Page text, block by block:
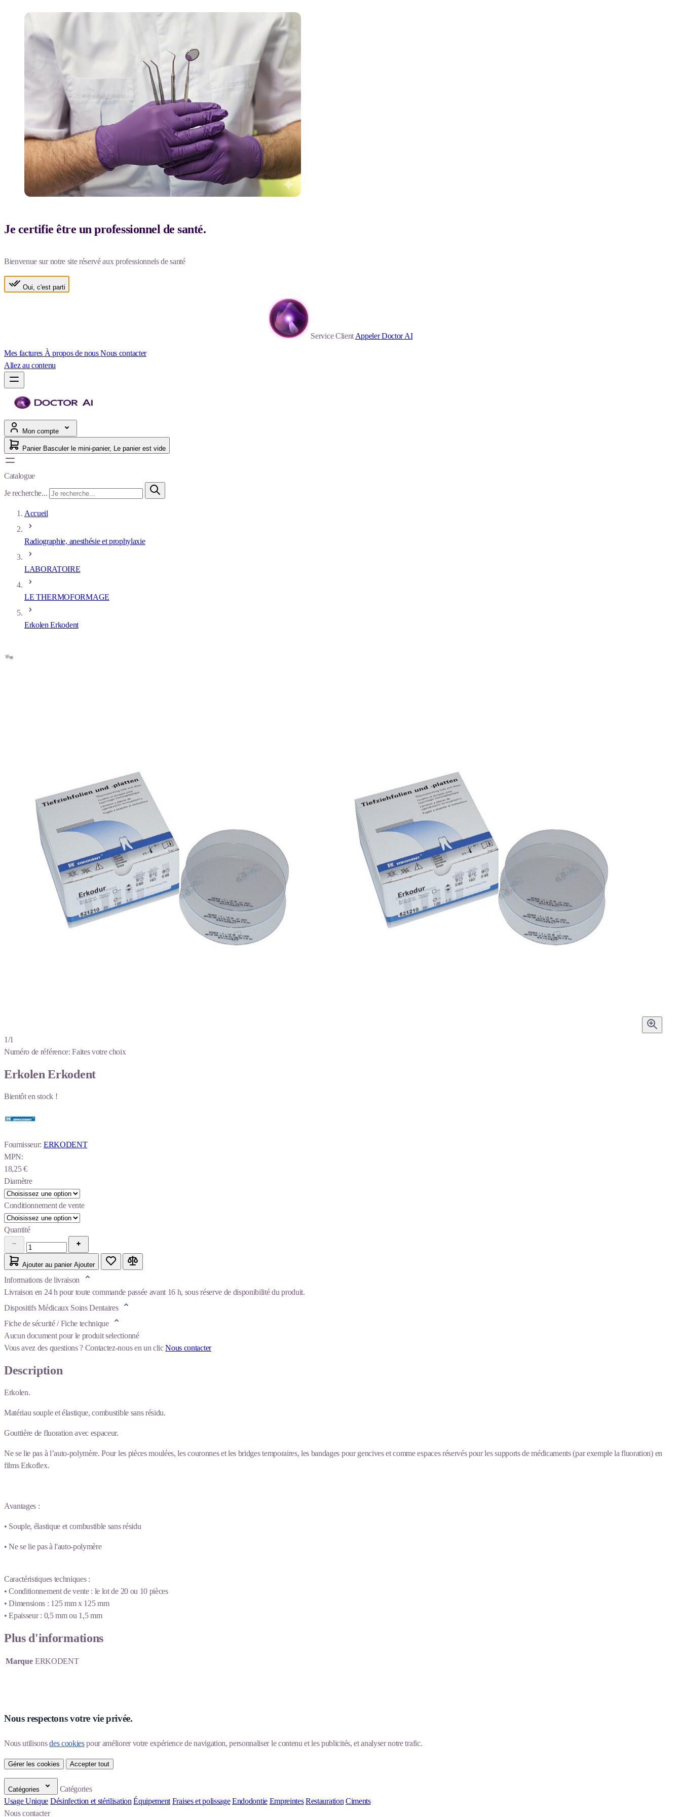
Je certifie être un professionnel de santé.
Bienvenue sur notre site réservé aux professionnels de santé
Oui, c'est parti
Service Client Appeler Doctor AI
Mes factures À propos de nousNous contacter
Allez au contenu
Mon compte
Panier Basculer le mini-panier, Le panier est vide
Catalogue
Je recherche...
Accueil
Radiographie, anesthésie et prophylaxie
LABORATOIRE
LE THERMOFORMAGE
Erkolen Erkodent
1/1
Numéro de référence: Faites votre choix
Erkolen Erkodent
Bientôt en stock !
Fournisseur: ERKODENT
MPN:
18,25 €
Diamètre
Conditionnement de vente
Quantité
Ajouter au panier Ajouter
Informations de livraison
Livraison en 24 h pour toute commande passée avant 16 h, sous réserve de disponibilité du produit.
Dispositifs Médicaux Soins Dentaires
Fiche de sécurité / Fiche technique
Aucun document pour le produit selectionné
Vous avez des questions ? Contactez-nous en un clicNous contacter
Description
Erkolen.
Matériau souple et élastique, combustible sans résidu.
Gouttière de fluoration avec espaceur.
Ne se lie pas à l’auto-polymère. Pour les pièces moulées, les couronnes et les bridges temporaires, les bandages pour gencives et comme espaces réservés pour les supports de médicaments (par exemple la fluoration) en
films Erkoflex.
Avantages :
• Souple, élastique et combustible sans résidu
• Ne se lie pas à l'auto-polymère
Caractéristiques techniques :
• Conditionnement de vente : le lot de 20 ou 10 pièces
• Dimensions : 125 mm x 125 mm
• Epaisseur : 0,5 mm ou 1,5 mm
Plus d'informations
Marque ERKODENT
Nous respectons votre vie privée.
Nous utilisons des cookies pour améliorer votre expérience de navigation, personnaliser le contenu et les publicités, et analyser notre trafic.
Gérer les cookies Accepter tout
Catégories
Catégories
Usage Unique Désinfection et stérilisation Équipement Fraises et polissage Endodontie Empreintes Restauration Ciments
Nous contacter